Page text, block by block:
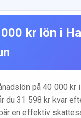
kr lön i
på 40 000 kr i
du 31 598 kr kvar
en effektiv